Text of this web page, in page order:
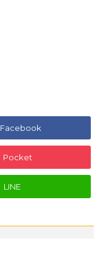
Facebook
Pocket
LINE